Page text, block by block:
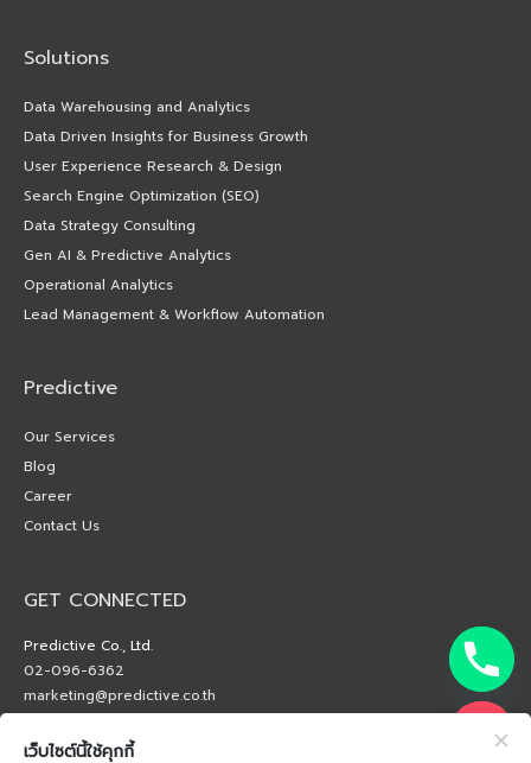
Solutions
Data Warehousing and Analytics
Data Driven Insights for Business Growth
User Experience Research & Design
Search Engine Optimization (SEO)
Data Strategy Consulting
Gen AI & Predictive Analytics
Operational Analytics
Lead Management & Workflow Automation
Predictive
Our Services
Blog
Career
Contact Us
GET CONNECTED
Predictive Co., Ltd.
02-096-6362
marketing@predictive.co.th
เว็บไซต์นี้ใช้คุกกี้